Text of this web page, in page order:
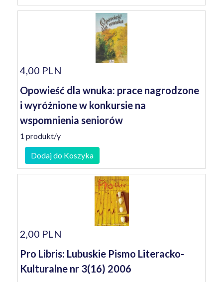
4,00 PLN
Opowieść dla wnuka: prace nagrodzone
i wyróżnione w konkursie na
wspomnienia seniorów
1 produkt/y
Dodaj do Koszyka
2,00 PLN
Pro Libris: Lubuskie Pismo Literacko-
Kulturalne nr 3(16) 2006